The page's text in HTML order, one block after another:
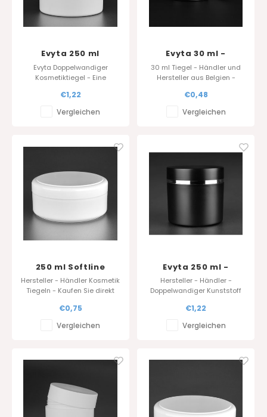
Evyta 250 ml
Evyta Doppelwandiger
Kosmetiktiegel - Eine
Verpackungsoption mit
Heißprägung
€1,22
Vergleichen
Evyta 30 ml -
Schwarz
30 ml Tiegel - Händler und
Hersteller aus Belgien -
Cremetiegel aus PP
€0,48
Vergleichen
250 ml Softline
durchmesser 100 mm
Hersteller - Händler Kosmetik
Tiegeln - Kaufen Sie direkt
Standardfarbe : Weiss/weiss
€0,75
Vergleichen
Evyta 250 ml -
Schwarz
Hersteller - Händler -
Doppelwandiger Kunststoff
Verpackung
€1,22
Vergleichen